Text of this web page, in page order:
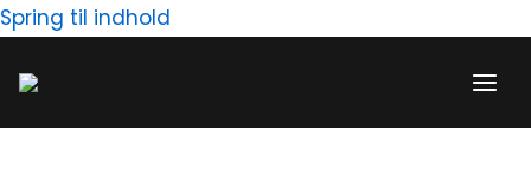
Spring til indhold